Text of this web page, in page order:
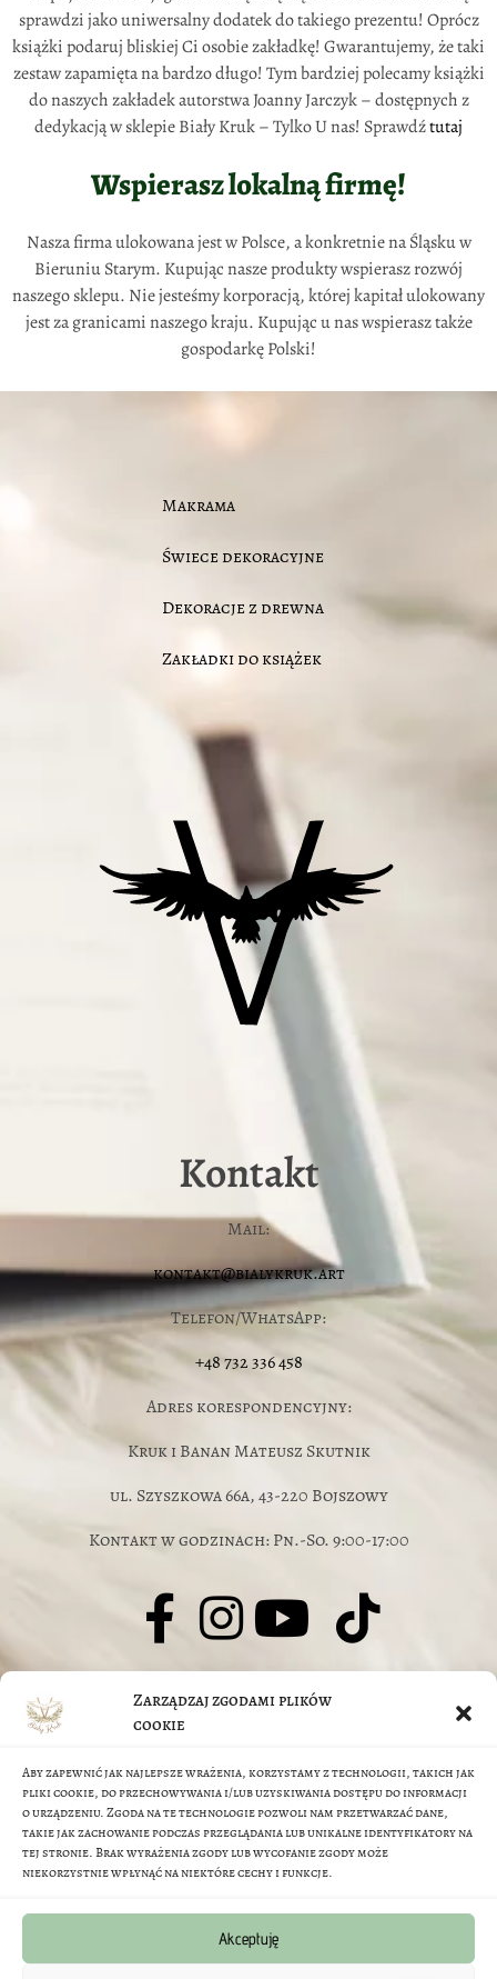
Zarządzaj zgodami plików
cookie
Aby zapewnić jak najlepsze wrażenia, korzystamy z technologii, takich jak
pliki cookie, do przechowywania i/lub uzyskiwania dostępu do informacji
o urządzeniu. Zgoda na te technologie pozwoli nam przetwarzać dane,
takie jak zachowanie podczas przeglądania lub unikalne identyfikatory na
tej stronie. Brak wyrażenia zgody lub wycofanie zgody może
niekorzystnie wpłynąć na niektóre cechy i funkcje.
Akceptuję
sprawdzi jako uniwersalny dodatek do takiego prezentu! Oprócz
książki podaruj bliskiej Ci osobie zakładkę! Gwarantujemy, że taki
zestaw zapamięta na bardzo długo! Tym bardziej polecamy książki
do naszych zakładek autorstwa Joanny Jarczyk – dostępnych z
dedykacją w sklepie Biały Kruk – Tylko U nas! Sprawdźtutaj
Wspierasz lokalną firmę!
Nasza firma ulokowana jest w Polsce, a konkretnie na Śląsku w
Bieruniu Starym. Kupując nasze produkty wspierasz rozwój
naszego sklepu. Nie jesteśmy korporacją, której kapitał ulokowany
jest za granicami naszego kraju. Kupując u nas wspierasz także
gospodarkę Polski!
Makrama
Świece dekoracyjne
Dekoracje z drewna
Zakładki do książek
Kontakt
Mail:
kontakt@bialykruk.art
Telefon/WhatsApp:
+48 732 336 458
Adres korespondencyjny:
Kruk i Banan Mateusz Skutnik
ul. Szyszkowa 66a, 43-220 Bojszowy
Kontakt w godzinach: Pn.-So. 9:00-17:00
© J.Jarczyk-Skutnik, M.Skutnik 2026
FAQ
Regulamin sklepu
Metody Płatności